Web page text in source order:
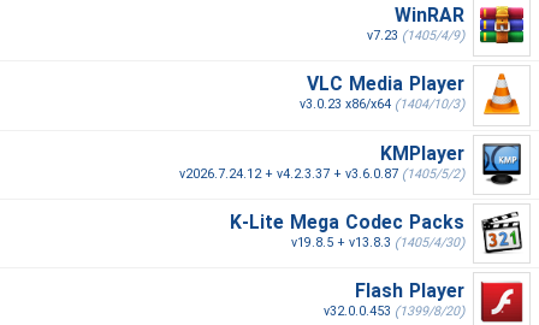
WinRAR
v7.23 (1405/4/9)
VLC Media Player
v3.0.23 x86/x64 (1404/10/3)
KMPlayer
v2026.7.24.12 + v4.2.3.37 + v3.6.0.87 (1405/5/2)
K-Lite Mega Codec Packs
v19.8.5 + v13.8.3 (1405/4/30)
Flash Player
v32.0.0.453 (1399/8/20)